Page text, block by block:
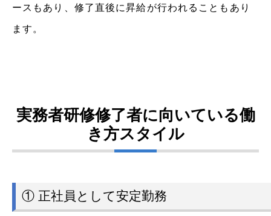
ースもあり、修了直後に昇給が行われることもあり
ます。
実務者研修修了者に向いている働
き方スタイル
① 正社員として安定勤務